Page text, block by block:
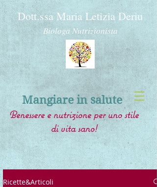
Dott.ssa Maria Letizia Deriu
Biologa Nutrizionista
Mangiare in salute
Benessere e nutrizione per uno stile
di vita sano!
Ricette&Articoli